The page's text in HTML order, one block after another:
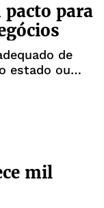
pacto para
de
estado ou
mil